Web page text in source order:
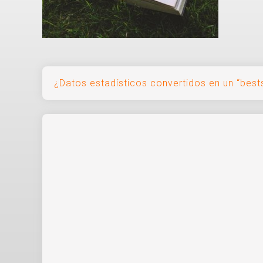
Navegación
de
¿Datos estadísticos convertidos en un